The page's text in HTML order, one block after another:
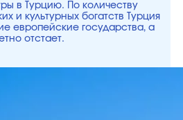
в Турцию. По количеству
и культурных богатств Турция
европейские государства, а
отстает.